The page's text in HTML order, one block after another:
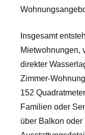
Insgesamt
Mietwohnungen,
direkter
Zimmer-
152
Familien oder
über Balkon oder